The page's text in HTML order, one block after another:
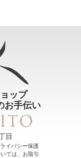
ップ
お手伝い
目
イバシー保護
ては、お取引